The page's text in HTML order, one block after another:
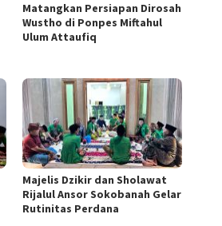
Matangkan Persiapan Dirosah
Wustho di Ponpes Miftahul
Ulum Attaufiq
Majelis Dzikir dan Sholawat
Rijalul Ansor Sokobanah Gelar
Rutinitas Perdana